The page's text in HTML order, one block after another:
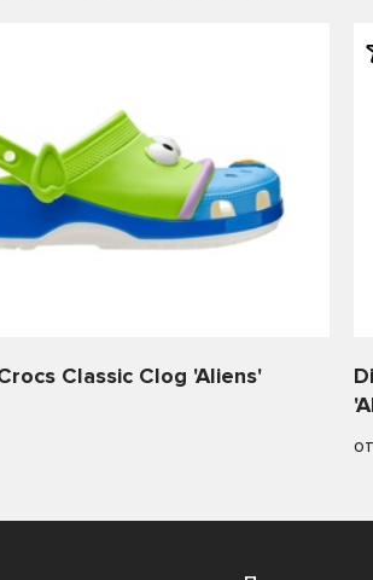
Classic Clog 'Aliens'